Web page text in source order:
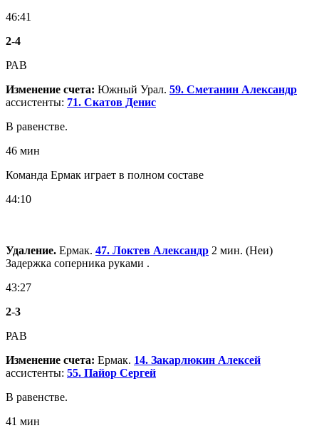
46:41
2-4
РАВ
Изменение счета: Южный Урал. 59. Сметанин Александр
ассистенты: 71. Скатов Денис
В равенстве.
46 мин
Команда Ермак играет в полном составе
44:10
Удаление. Ермак. 47. Локтев Александр 2 мин. (Неи)
Задержка соперника руками .
43:27
2-3
РАВ
Изменение счета: Ермак. 14. Закарлюкин Алексей
ассистенты: 55. Пайор Сергей
В равенстве.
41 мин